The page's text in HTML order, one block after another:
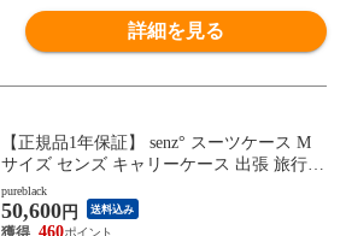
詳細を見る
【正規品1年保証】 senz° スーツケース M
サイズ センズ キャリーケース 出張 旅行
折りたたみ 60L 5～6泊 耐水性 拡張 TSA 静
音 ポリカーボネート おしゃれ TSAロック
senz Foldaway check in SZ-8803
pureblack
50,600円 送料込み
460